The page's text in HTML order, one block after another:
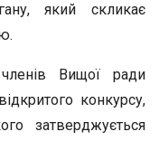
який скликає
Вищої ради
конкурсу,
затверджується